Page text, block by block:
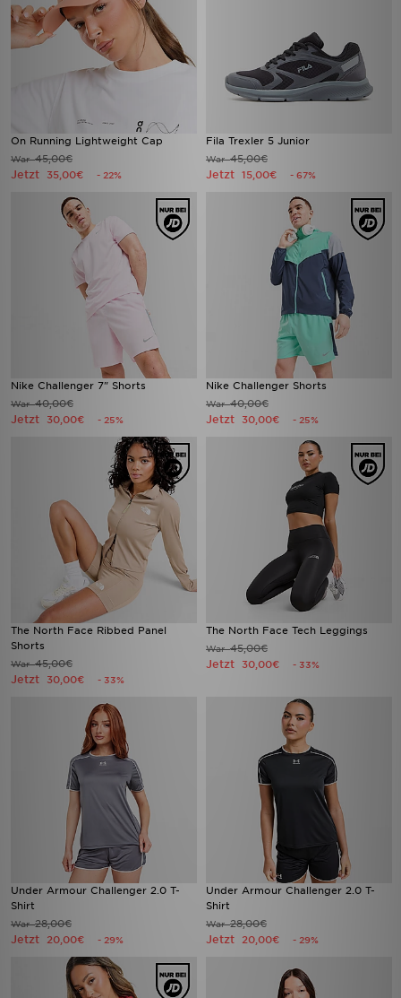
On Running Lightweight Cap
War45,00€
Jetzt 35,00€ - 22%
Fila Trexler 5 Junior
War45,00€
Jetzt 15,00€ - 67%
Nike Challenger 7" Shorts
War40,00€
Jetzt 30,00€ - 25%
Nike Challenger Shorts
War40,00€
Jetzt 30,00€ - 25%
The North Face Ribbed Panel
Shorts
War45,00€
Jetzt 30,00€ - 33%
The North Face Tech Leggings
War45,00€
Jetzt 30,00€ - 33%
Under Armour Challenger 2.0 T-
Shirt
War28,00€
Jetzt 20,00€ - 29%
Under Armour Challenger 2.0 T-
Shirt
War28,00€
Jetzt 20,00€ - 29%